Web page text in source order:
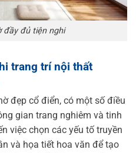
đầy đủ tiện nghi
trang trí nội thất
đẹp cổ điển, có một số điều
gian trang nghiêm và tinh
việc chọn các yếu tố truyền
và họa tiết hoa văn để tạo